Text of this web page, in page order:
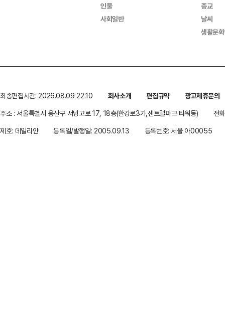
인물
사회일반
종교
날씨
생활문
최종편집시간: 2026.08.09 22:10 회사소개 편집규약
광고제휴문의
주소 : 서울특별시 용산구 서빙고로 17, 18층(한강로3가,센트럴파크 타워동)
전
제호: 데일리안
등록일/발행일: 2005.09.13 등록번호: 서울 아00055